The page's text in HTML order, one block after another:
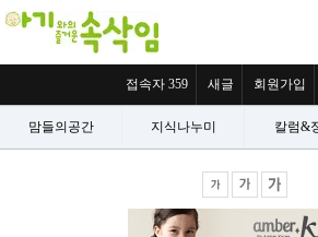
접속자 359 새글 회원가입
맘들의공간 지식나누미 칼럼&